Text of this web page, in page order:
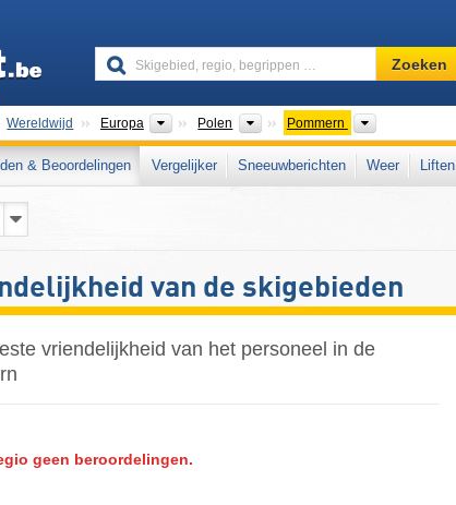
Skigebied,
regio,
Zoeken
Wereldwijd Europa Continenten
Polen LandenPommern
& Beoordelingen Vergelijker Sneeuwberichten Weer Liften
van de skigebieden
vriendelijkheid van het personeel in de
geen beroordelingen.